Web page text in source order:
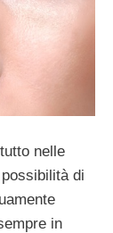
nelle
di
in